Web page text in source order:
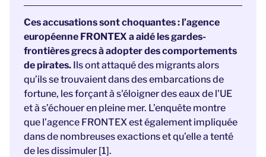
Ces accusations sont choquantes : l’agence
européenne FRONTEX a aidé les gardes-
frontières grecs à adopter des comportements
de pirates. Ils ont attaqué des migrants alors
qu’ils se trouvaient dans des embarcations de
fortune, les forçant à s'éloigner des eaux de l'UE
et à s’échouer en pleine mer. L’enquête montre
que l’agence FRONTEX est également impliquée
dans de nombreuses exactions et qu’elle a tenté
de les dissimuler [1].